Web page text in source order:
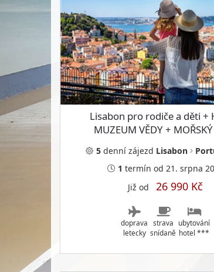
Lisabon pro rodiče a děti +
MUZEUM VĚDY + MOŘSKÝ
5 denní zájezd Lisabon
1 termín od 21. srpna
Již od 26 990 Kč
doprava
letecky
strava
snídaně
ubytování
hotel ***